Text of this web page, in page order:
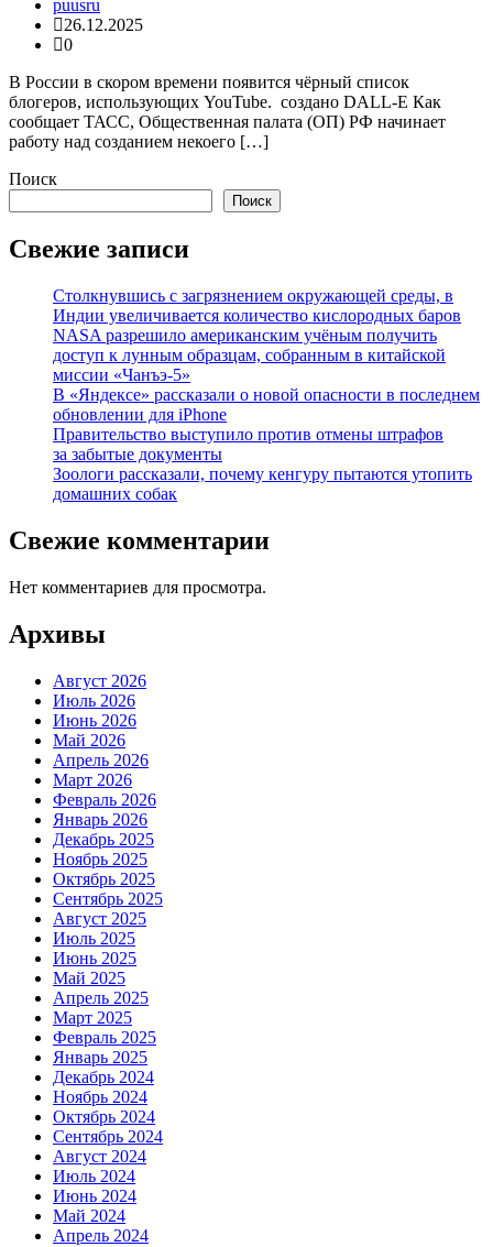
puusru
26.12.2025
0
В России в скором времени появится чёрный список
блогеров, использующих YouTube. создано DALL-E Как
сообщает ТАСС, Общественная палата (ОП) РФ начинает
работу над созданием некоего […]
Поиск
Поиск
Свежие записи
Столкнувшись с загрязнением окружающей среды, в
Индии увеличивается количество кислородных баров
NASA разрешило американским учёным получить
доступ к лунным образцам, собранным в китайской
миссии «Чанъэ-5»
В «Яндексе» рассказали о новой опасности в последнем
обновлении для iPhone
Правительство выступило против отмены штрафов
за забытые документы
Зоологи рассказали, почему кенгуру пытаются утопить
домашних собак
Свежие комментарии
Нет комментариев для просмотра.
Архивы
Август 2026
Июль 2026
Июнь 2026
Май 2026
Апрель 2026
Март 2026
Февраль 2026
Январь 2026
Декабрь 2025
Ноябрь 2025
Октябрь 2025
Сентябрь 2025
Август 2025
Июль 2025
Июнь 2025
Май 2025
Апрель 2025
Март 2025
Февраль 2025
Январь 2025
Декабрь 2024
Ноябрь 2024
Октябрь 2024
Сентябрь 2024
Август 2024
Июль 2024
Июнь 2024
Май 2024
Апрель 2024